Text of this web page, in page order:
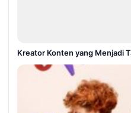
Kreator Konten yang Menjadi